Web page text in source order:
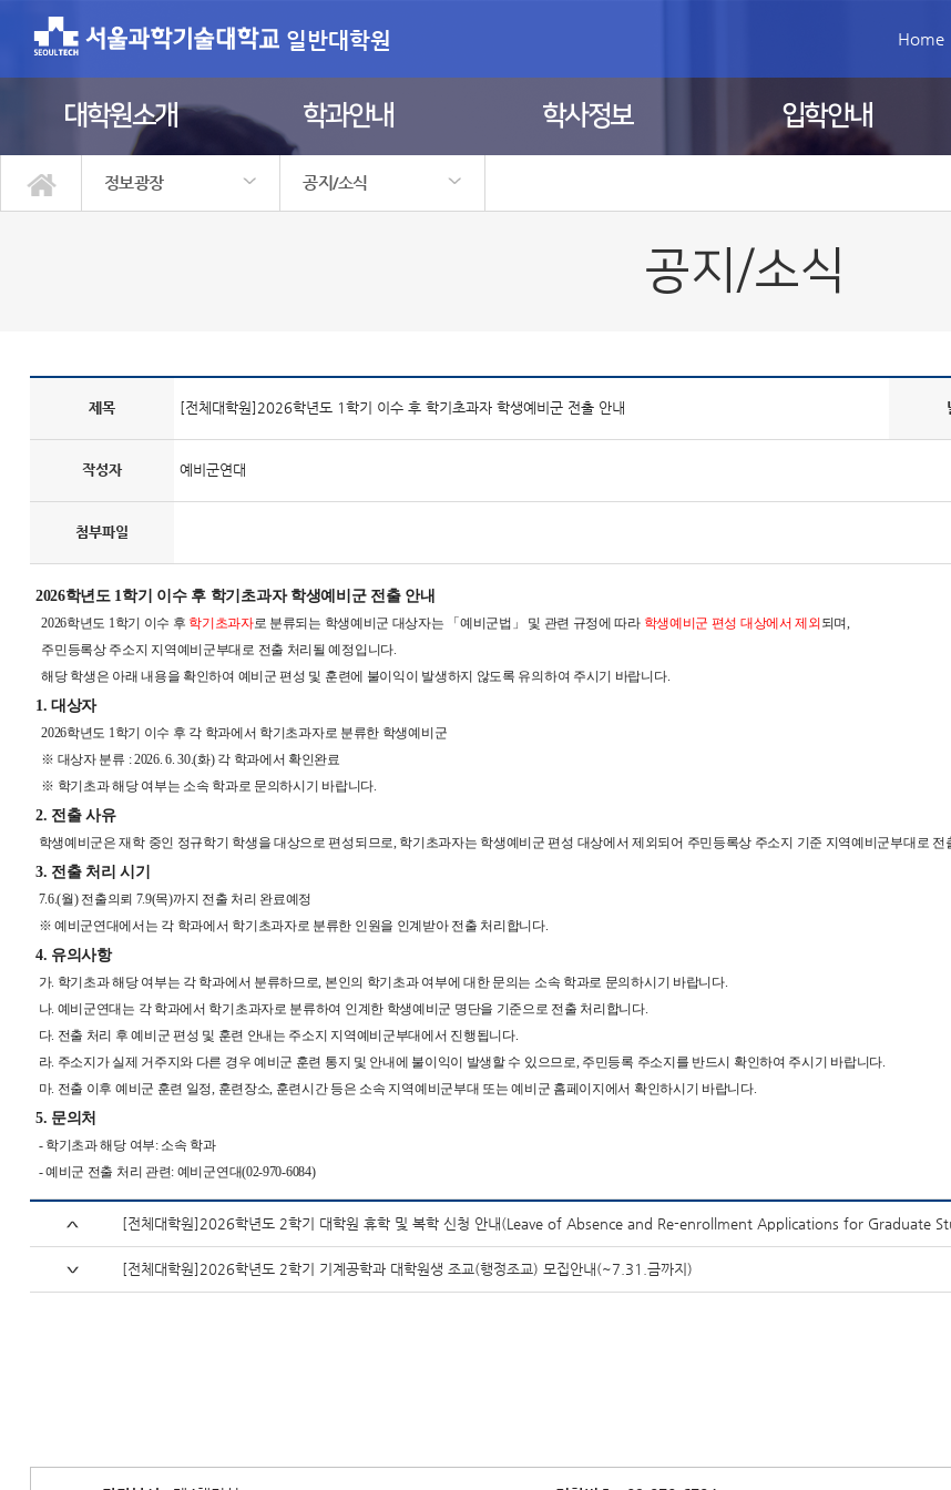
일반대학원 Home
대학원소개 학과안내 학사정보 입학안내
정보광장
대학원소개
학과안내
학사정보
입학안내
정보광장
원우회
공지/소식
공지/소식
행사갤러리
정보자료실
자주하는질문
공지/소식
제목 [전체대학원]2026학년도 1학기 이수 후 학기초과자 학생예비군 전출 안내
작성자 예비군연대
첨부파일
2026학년도 1학기 이수 후 학기초과자 학생예비군 전출 안내
2026학년도 1학기 이수 후 학기초과자로 분류되는 학생예비군 대상자는 「예비군법」 및 관련 규정에 따라 학생예비군 편성 대상에서 제외 되며,
주민등록상 주소지 지역예비군부대로 전출 처리될 예정입니다.
해당 학생은 아래 내용을 확인하여 예비군 편성 및 훈련에 불이익이 발생하지 않도록 유의하여 주시기 바랍니다.
1. 대상자
2026학년도 1학기 이수 후 각 학과에서 학기초과자로 분류한 학생예비군
※ 대상자 분류 : 2026. 6. 30.(화) 각 학과에서 확인완료
※ 학기초과 해당 여부는 소속 학과로 문의하시기 바랍니다.
2. 전출 사유
학생예비군은 재학 중인 정규학기 학생을 대상으로 편성되므로, 학기초과자는 학생예비군 편성 대상에서 제외되어 주민등록상 주소지 기준 지역예비군부대로 전
3. 전출 처리 시기
7.6.(월) 전출의뢰 7.9(목)까지 전출 처리 완료예정
※ 예비군연대에서는 각 학과에서 학기초과자로 분류한 인원을 인계받아 전출 처리합니다.
4. 유의사항
가. 학기초과 해당 여부는 각 학과에서 분류하므로, 본인의 학기초과 여부에 대한 문의는 소속 학과로 문의하시기 바랍니다.
나. 예비군연대는 각 학과에서 학기초과자로 분류하여 인계한 학생예비군 명단을 기준으로 전출 처리합니다.
다. 전출 처리 후 예비군 편성 및 훈련 안내는 주소지 지역예비군부대에서 진행됩니다.
라. 주소지가 실제 거주지와 다른 경우 예비군 훈련 통지 및 안내에 불이익이 발생할 수 있으므로, 주민등록 주소지를 반드시 확인하여 주시기 바랍니다.
마. 전출 이후 예비군 훈련 일정, 훈련장소, 훈련시간 등은 소속 지역예비군부대 또는 예비군 홈페이지에서 확인하시기 바랍니다.
5. 문의처
- 학기초과 해당 여부: 소속 학과
- 예비군 전출 처리 관련: 예비군연대(02-970-6084)
[전체대학원]2026학년도 2학기 대학원 휴학 및 복학 신청 안내(Leave of Absence and Re-enrollment Applications for Graduate
[전체대학원]2026학년도 2학기 기계공학과 대학원생 조교(행정조교) 모집안내(~7.31.금까지)